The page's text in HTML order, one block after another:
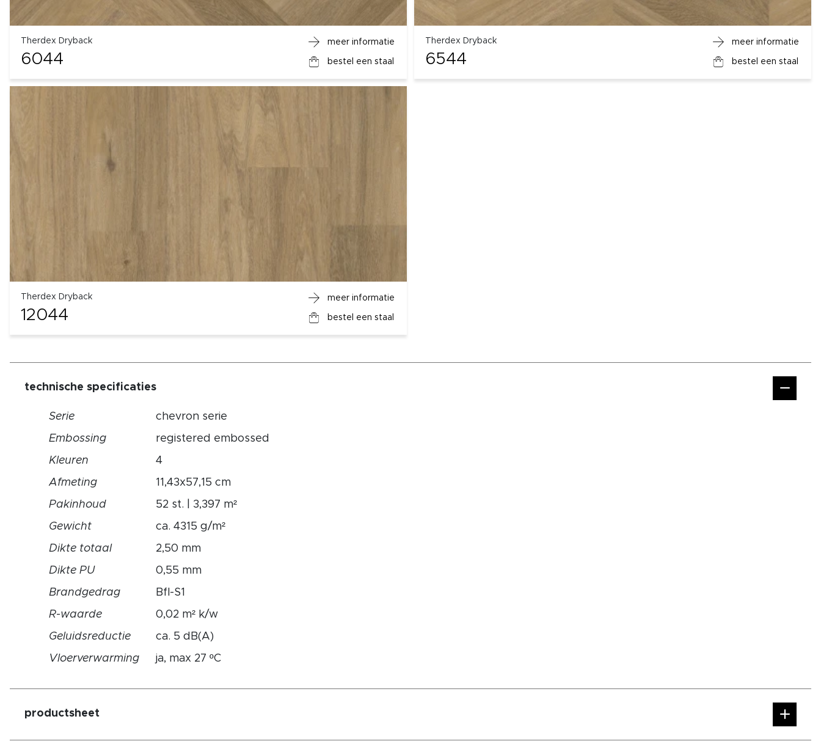
Therdex Dryback
6044
meer informatie
bestel een staal
Therdex Dryback
6544
meer informatie
bestel een staal
Therdex Dryback
12044
meer informatie
bestel een staal
technische specificaties
Serie
chevron serie
Embossing
registered embossed
Kleuren
4
Afmeting
11,43x57,15 cm
Pakinhoud
52 st. | 3,397 m²
Gewicht
ca. 4315 g/m²
Dikte totaal
2,50 mm
Dikte PU
0,55 mm
Brandgedrag
Bfl-S1
R-waarde
0,02 m² k/w
Geluidsreductie
ca. 5 dB(A)
Vloerverwarming
ja, max 27 ºC
productsheet